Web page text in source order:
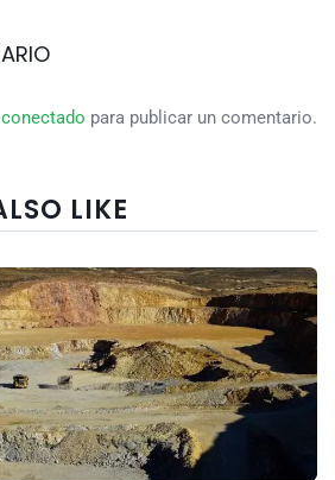
conectado para publicar un comentario.
LIKE